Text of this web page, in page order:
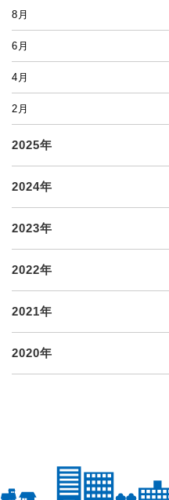
8月
6月
4月
2月
2025年
2024年
2023年
2022年
2021年
2020年